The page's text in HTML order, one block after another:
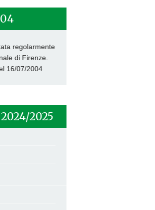
regolarmente
di Firenze.
16/07/2004
2025